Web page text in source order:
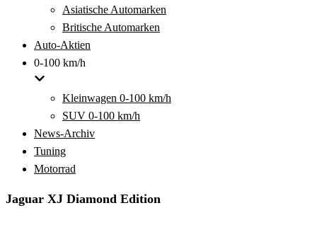
Asiatische Automarken
Britische Automarken
Auto-Aktien
0-100 km/h
Kleinwagen 0-100 km/h
SUV 0-100 km/h
News-Archiv
Tuning
Motorrad
Jaguar XJ Diamond Edition